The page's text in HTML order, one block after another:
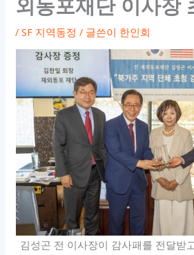
/SF 지역동정 / 글쓴이 한인회
김성곤 전 이사장이 감사패를 전달받